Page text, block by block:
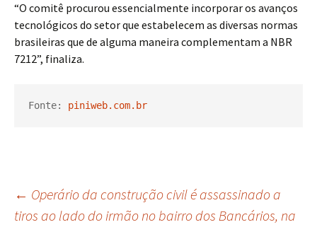
“O comitê procurou essencialmente incorporar os avanços
tecnológicos do setor que estabelecem as diversas normas
brasileiras que de alguma maneira complementam a NBR
7212”, finaliza.
Fonte: piniweb.com.br
Navegação
← Operário da construção civil é assassinado a
tiros ao lado do irmão no bairro dos Bancários, na